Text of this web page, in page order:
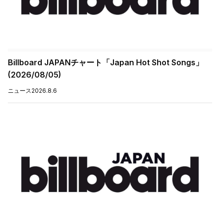
Billboard JAPANチャート「Japan Hot Shot Songs」
(2026/08/05)
ニュース2026.8.6